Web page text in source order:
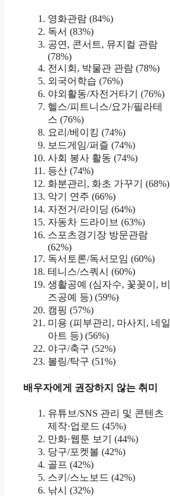
영화관람 (84%)
독서 (83%)
공연, 콘서트, 뮤지컬 관람
(78%)
전시회, 박물관 관람 (78%)
외국어학습 (76%)
야외활동/자전거타기 (76%)
헬스/피트니스/요가/필라테
스 (76%)
요리/베이킹 (74%)
보드게임/퍼즐 (74%)
사회 봉사 활동 (74%)
등산 (74%)
화분관리, 화초 가꾸기 (68%)
악기 연주 (66%)
자전거/라이딩 (64%)
자동차 드라이브 (63%)
스포츠경기장 방문관람
(62%)
독서토론/독서모임 (60%)
테니스/스쿼시 (60%)
생활공예 (심자수, 꽃꽂이, 비
즈공예 등) (59%)
캠핑 (57%)
미용 (피부관리, 마사지, 네일
아트 등) (56%)
야구/축구 (52%)
볼링/탁구 (51%)
배우자에게 권장하지 않는 취미
유튜브/SNS 관리 및 콘텐츠
제작·업로드 (45%)
만화·웹툰 보기 (44%)
당구/포켓볼 (42%)
골프 (42%)
스키/스노보드 (42%)
낚시 (32%)